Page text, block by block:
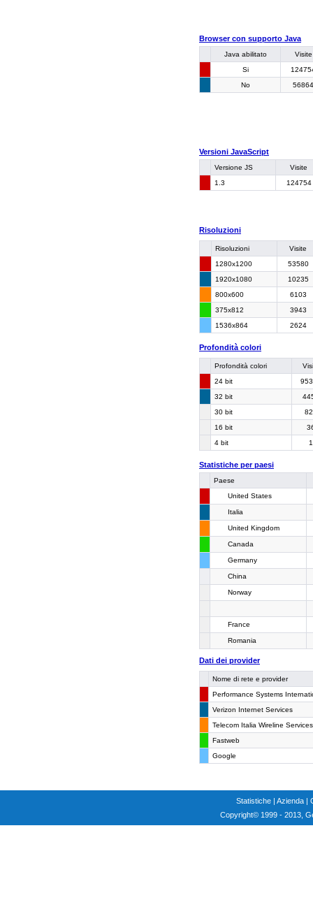
Browser con supporto Java
Java abilitato
Visite
Si
No
56864
Versioni JavaScript
Versione JS
Visite
1.3
124754
Risoluzioni
Risoluzioni
Visite
1280x1200
53580
1920x1080
10235
800x600
6103
375x812
3943
1536x864
2624
Profondità colori
Profondità colori
24 bit
32 bit
30 bit
16 bit
4 bit
1
Statistiche per paesi
Paese
United States
Italia
United Kingdom
Canada
Germany
China
Norway
France
Romania
Dati dei provider
Nome di rete e provider
Performance Systems
Verizon Internet Services
Telecom Italia Wireline Services
Fastweb
Google
Statistiche | Azienda |
Copyright© 1999 - 2013,